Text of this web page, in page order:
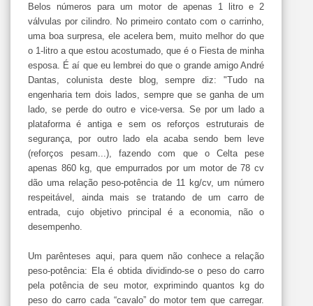
Belos números para um motor de apenas 1 litro e 2
válvulas por cilindro. No primeiro contato com o carrinho,
uma boa surpresa, ele acelera bem, muito melhor do que
o 1-litro a que estou acostumado, que é o Fiesta de minha
esposa. É aí que eu lembrei do que o grande amigo André
Dantas, colunista deste blog, sempre diz: "Tudo na
engenharia tem dois lados, sempre que se ganha de um
lado, se perde do outro e vice-versa. Se por um lado a
plataforma é antiga e sem os reforços estruturais de
segurança, por outro lado ela acaba sendo bem leve
(reforços pesam...), fazendo com que o Celta pese
apenas 860 kg, que empurrados por um motor de 78 cv
dão uma relação peso-potência de 11 kg/cv, um número
respeitável, ainda mais se tratando de um carro de
entrada, cujo objetivo principal é a economia, não o
desempenho.
Um parênteses aqui, para quem não conhece a relação
peso-potência: Ela é obtida dividindo-se o peso do carro
pela potência de seu motor, exprimindo quantos kg do
peso do carro cada “cavalo” do motor tem que carregar.